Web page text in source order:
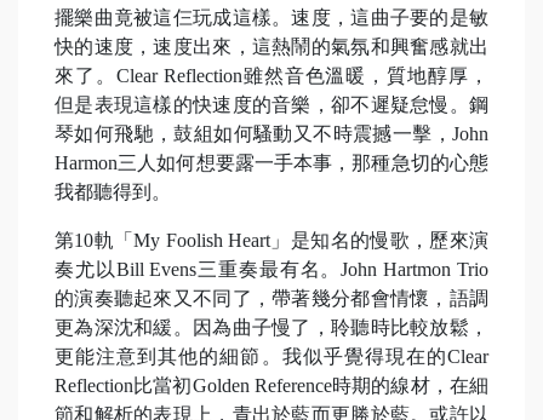
擺樂曲竟被這仨玩成這樣。速度，這曲子要的是敏
快的速度，速度出來，這熱鬧的氣氛和興奮感就出
來了。Clear Reflection雖然音色溫暖，質地醇厚，
但是表現這樣的快速度的音樂，卻不遲疑怠慢。鋼
琴如何飛馳，鼓組如何騷動又不時震撼一擊，John
Harmon三人如何想要露一手本事，那種急切的心態
我都聽得到。
第10軌「My Foolish Heart」是知名的慢歌，歷來演
奏尤以Bill Evens三重奏最有名。John Hartmon Trio
的演奏聽起來又不同了，帶著幾分都會情懷，語調
更為深沈和緩。因為曲子慢了，聆聽時比較放鬆，
更能注意到其他的細節。我似乎覺得現在的Clear
Reflection比當初Golden Reference時期的線材，在細
節和解析的表現上，青出於藍而更勝於藍。或許以